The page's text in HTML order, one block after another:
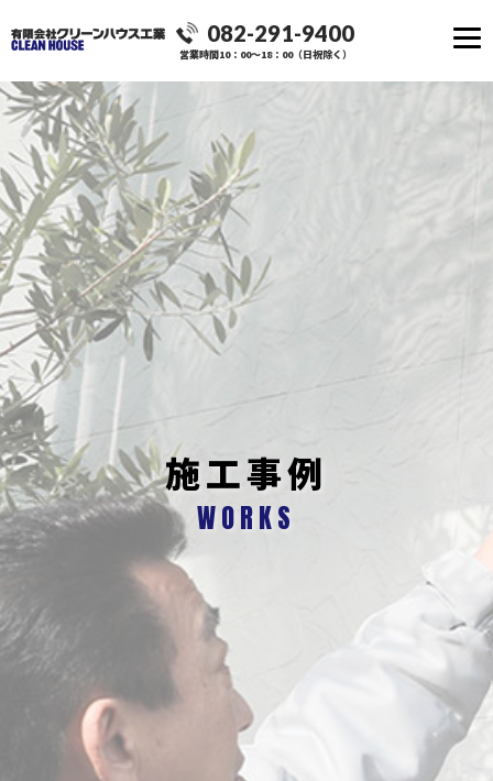
082-291-9400
営業時間10：00～18：00（日祝除く）
施工事例
WORKS